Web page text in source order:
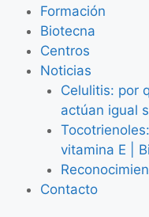
Formación
Biotecna
Centros
Noticias
Celulitis: por
actúan igual
vitamina E |
Contacto